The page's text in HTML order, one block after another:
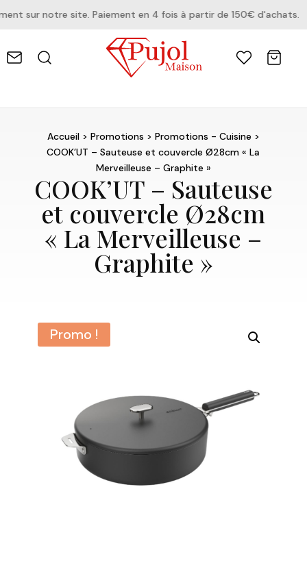
sur notre site. Paiement en 4 fois à partir de 150€ d'achats.
Accueil> Promotions > Promotions - Cuisine>
COOK’UT – Sauteuse et couvercle Ø28cm « La
Merveilleuse – Graphite »
COOK’UT – Sauteuse
et couvercle Ø28cm
« La Merveilleuse –
Graphite »
Promo !